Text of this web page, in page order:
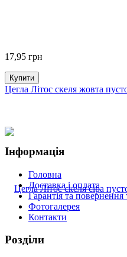
17,95 грн
Купити
Цегла Літос скеля жовта
Інформація
Головна
Доставка і оплата
Гарантія та повернення
Фотогалерея
Контакти
Розділи